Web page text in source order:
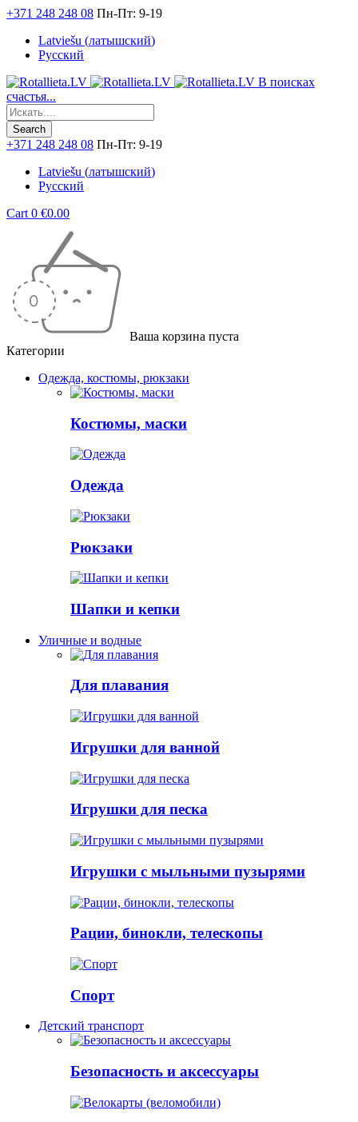
+371 248 248 08 Пн-Пт: 9-19
Latviešu (латышский)
Русский
В поисках
счастья...
+371 248 248 08 Пн-Пт: 9-19
Latviešu (латышский)
Русский
Cart 0 €0.00
Ваша корзина пуста
Категории
Одежда, костюмы, рюкзаки
Костюмы, маски
Одежда
Рюкзаки
Шапки и кепки
Уличные и водные
Для плавания
Игрушки для ванной
Игрушки для песка
Игрушки с мыльными пузырями
Рации, бинокли, телескопы
Спорт
Детский транспорт
Безопасность и аксессуары